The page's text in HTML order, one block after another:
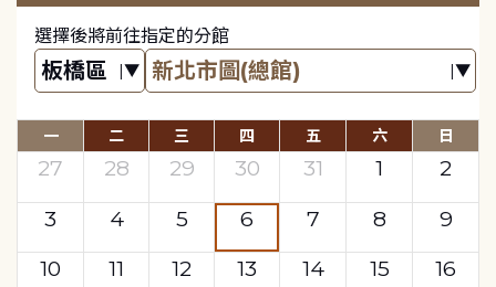
選擇後將前往指定的分館
一 二 三 四 五 六 日
27 28 29 30 31 1
2
3
4 5 6 7 8
9
10
11 12 13 14 15
16